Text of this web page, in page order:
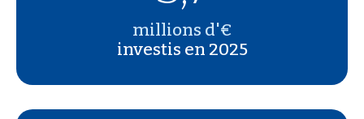
millions d'€
investis en 2025